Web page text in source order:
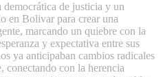
de justicia y un
en Bolivar para crear una
marcando un quiebre con la
y expectativa entre sus
ya anticipaban cambios radicales
conectando con la herencia